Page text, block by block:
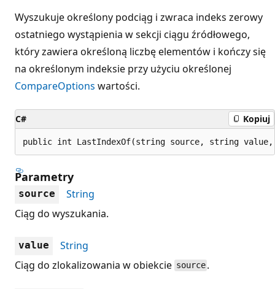
Wyszukuje określony podciąg i zwraca indeks zerowy
ostatniego wystąpienia w sekcji ciągu źródłowego,
który zawiera określoną liczbę elementów i kończy się
na określonym indeksie przy użyciu określonej
CompareOptions wartości.
C# Kopiuj
public int LastIndexOf(string source, string value,
Parametry
source
String
Ciąg do wyszukania.
value
String
Ciąg do zlokalizowania w obiekcie source .